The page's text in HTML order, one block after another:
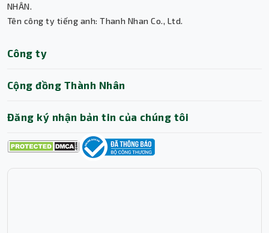
dựng trên kiến trúc NVIDIA Ampere mới, cho phép bạn
NVIDIA DLSS với khả năng kết xuất AI đột phá, tăng tốc
những trải nghiệm hình ảnh vô cùng mượt mà.
NHÂN.
Tên công ty tiếng anh: Thanh Nhan Co., Ltd.
Công ty
Cộng đồng Thành Nhân
Đăng ký nhận bản tin của chúng tôi